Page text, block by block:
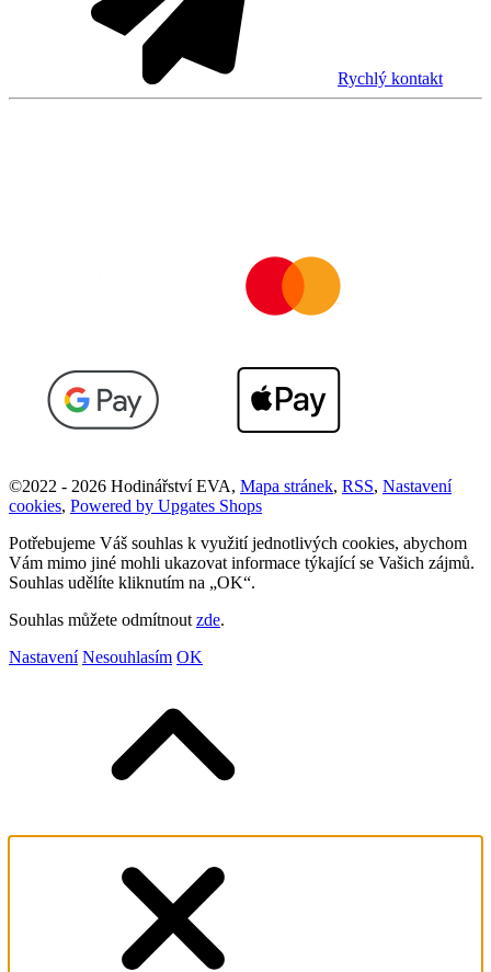
Rychlý kontakt
©2022 - 2026 Hodinářství EVA, Mapa stránek, RSS, Nastavení
cookies, Powered by Upgates Shops
Potřebujeme Váš souhlas k využití jednotlivých cookies, abychom
Vám mimo jiné mohli ukazovat informace týkající se Vašich zájmů.
Souhlas udělíte kliknutím na „OK“.
Souhlas můžete odmítnout zde.
Nastavení Nesouhlasím OK